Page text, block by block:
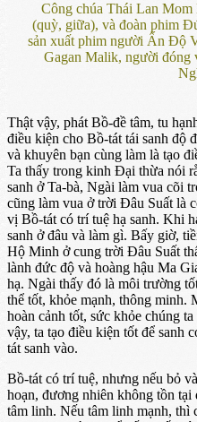
Công chúa Thái Lan Mom
(quỳ, giữa), và đoàn phim
sản xuất phim người Ấn Độ
Gagan Malik, người đóng
Thật vậy, phát Bồ-đề tâm, tu
điều kiện cho Bồ-tát tái sanh độ
và khuyên bạn cùng làm là tạo
Ta thấy trong kinh Đại thừa nói
sanh ở Ta-bà, Ngài làm vua cõi
cũng làm vua ở trời Đâu Suất là
vị Bồ-tát có trí tuệ hạ sanh. Khi
sanh ở đâu và làm gì. Bấy giờ,
Hộ Minh ở cung trời Đâu Suất
lành đức độ và hoàng hậu Ma
hạ. Ngài thấy đó là môi trường
thể tốt, khỏe mạnh, thông minh.
hoàn cảnh tốt, sức khỏe chúng
vậy, ta tạo điều kiện tốt để sanh
tát sanh vào.
Bồ-tát có trí tuệ, nhưng nếu bỏ
hoạn, đương nhiên không tồn
tâm linh. Nếu tâm linh mạnh, thì